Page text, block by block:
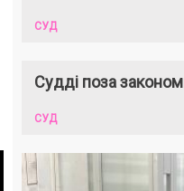
СУД
Судді поза законом
СУД